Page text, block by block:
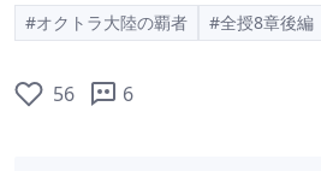
#オクトラ大陸の覇者 #全授8章後編
56 6